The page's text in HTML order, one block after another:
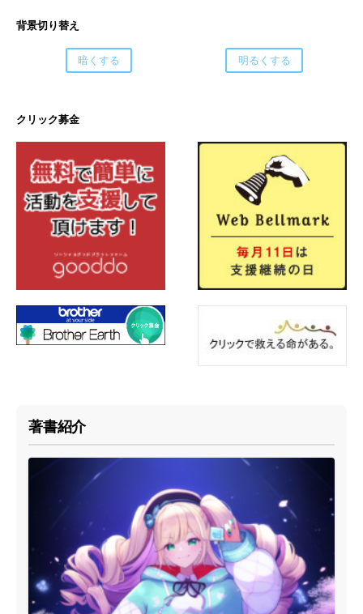
背景切り替え
暗くする 明るくする
クリック募金
著書紹介